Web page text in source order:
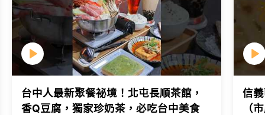
台中人最新聚餐祕境！北屯長順茶館，
香Q豆腐，獨家珍奶茶，必吃台中美食
信
（